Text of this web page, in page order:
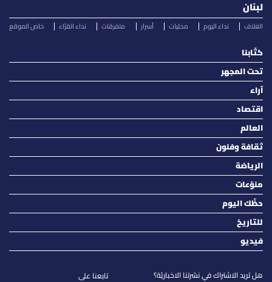
لبنان
الغلاف نداء اليوم محليات أسرار متفرقات نداء القرّاء خاص الموقع
كتّابنا
تحت المجهر
آراء
اقتصاد
العالم
ثقافة وفنون
الرياضة
منوّعات
حظّك اليوم
للتاريخ
فيديو
هل تريد الاشتراك في نشرتنا الاخباريّة؟ تابعنا على